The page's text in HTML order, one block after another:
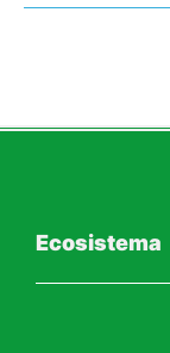
Ecosistema